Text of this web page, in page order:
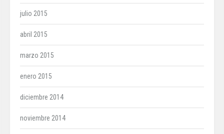
julio 2015
abril 2015
marzo 2015
enero 2015
diciembre 2014
noviembre 2014